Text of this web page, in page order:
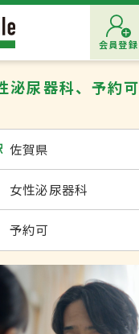
会員登録
泌尿器科、予約可
佐賀県
女性泌尿器科
予約可